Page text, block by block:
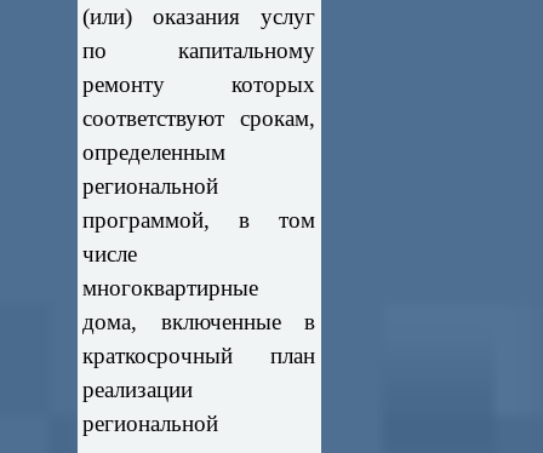
(или) оказания услуг
по капитальному
ремонту которых
соответствуют срокам,
определенным
региональной
программой, в том
числе
многоквартирные
дома, включенные в
краткосрочный план
реализации
региональной